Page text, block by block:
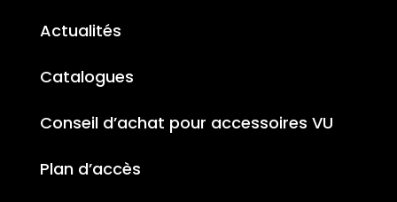
Actualités
Catalogues
Conseil d’achat pour accessoires VU
Plan d’accès